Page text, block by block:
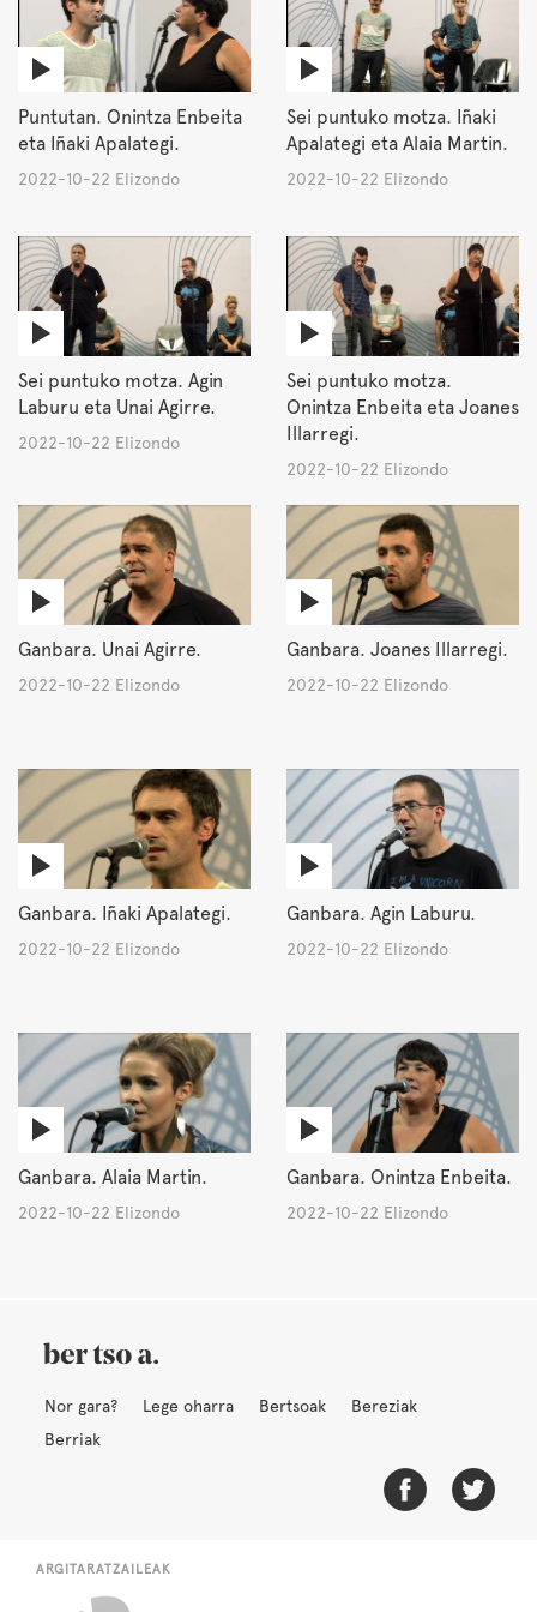
Puntutan. Onintza Enbeita
eta Iñaki Apalategi.
2022-10-22 Elizondo
Sei puntuko motza. Iñaki
Apalategi eta Alaia Martin.
2022-10-22 Elizondo
Sei puntuko motza. Agin
Laburu eta Unai Agirre.
2022-10-22 Elizondo
Sei puntuko motza.
Onintza Enbeita eta Joanes
Illarregi.
2022-10-22 Elizondo
Ganbara. Unai Agirre.
2022-10-22 Elizondo
Ganbara. Joanes Illarregi.
2022-10-22 Elizondo
Ganbara. Iñaki Apalategi.
2022-10-22 Elizondo
Ganbara. Agin Laburu.
2022-10-22 Elizondo
Ganbara. Alaia Martin.
2022-10-22 Elizondo
Ganbara. Onintza Enbeita.
2022-10-22 Elizondo
Nor gara? Lege oharra Bertsoak
Bereziak
Berriak
ARGITARATZAILEAK